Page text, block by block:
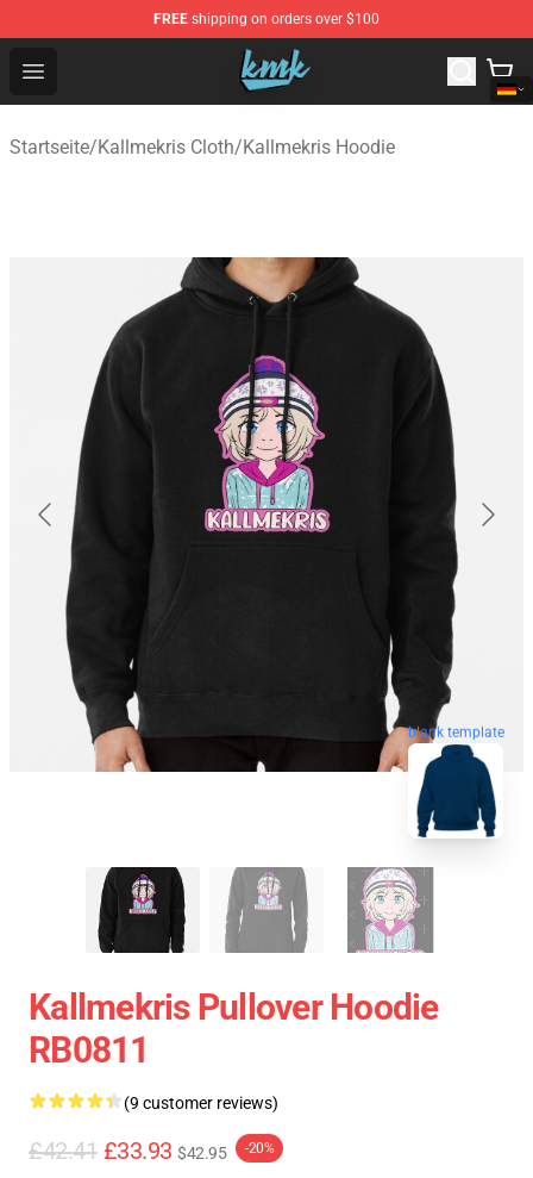
FREE shipping on orders over $100
Open menu
KallMeKris Store - Official KallMeKris Merchandise Shop
Startseite/Kallmekris Cloth/Kallmekris Hoodie
blank template
Kallmekris Pullover Hoodie
RB0811
(9 customer reviews)
£42.41 £33.93 $42.95 -20%